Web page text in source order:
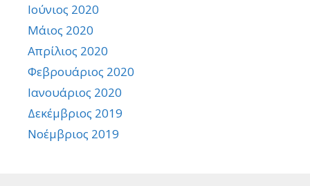
Ιούνιος 2020
Μάιος 2020
Απρίλιος 2020
Φεβρουάριος 2020
Ιανουάριος 2020
Δεκέμβριος 2019
Νοέμβριος 2019